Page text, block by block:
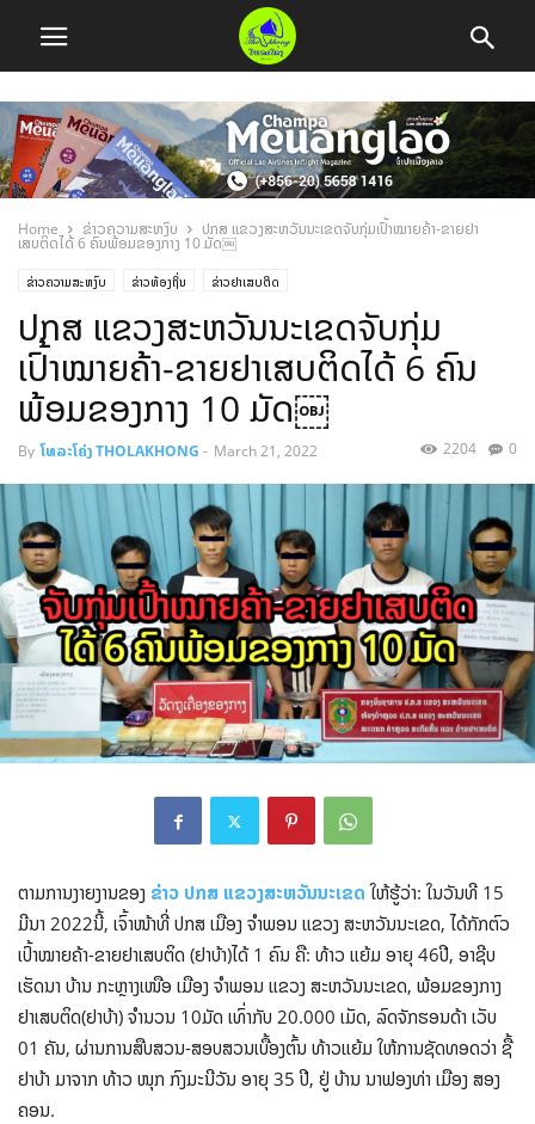
Home ຂ່າວຄວາມສະຫງົບ ປກສ ແຂວງສະຫວັນນະເຂດຈັບກຸ່ມເປົ້າໝາຍຄ້າ-ຂາຍຢາ
ເສບຕິດໄດ້ 6 ຄົນພ້ອມຂອງກາງ 10 ມັດ￼
ຂ່າວຄວາມສະຫງົບ ຂ່າວທ້ອງຖິ່ນ ຂ່າວຢາເສບຕິດ
ປກສ ແຂວງສະຫວັນນະເຂດຈັບກຸ່ມ
ເປົ້າໝາຍຄ້າ-ຂາຍຢາເສບຕິດໄດ້ 6 ຄົນ
ພ້ອມຂອງກາງ 10 ມັດ￼
By ໂທລະໂຄ່ງ THOLAKHONG - March 21, 2022 0
2204
ຕາມການງາຍງານຂອງ ຂ່າວ ປກສ ແຂວງສະຫວັນນະເຂດ ໃຫ້ຮູ້ວ່າ: ໃນວັນທີ 15
ມີນາ 2022ນີ້, ເຈົ້າໜ້າທີ່ ປກສ ເມືອງ ຈໍາພອນ ແຂວງ ສະຫວັນນະເຂດ, ໄດ້ກັກຕົວ
ເປົ້າໝາຍຄ້າ-ຂາຍຢາເສບຕິດ (ຢາບ້າ)ໄດ້ 1 ຄົນ ຄື: ທ້າວ ແຍ້ມ ອາຍຸ 46ປີ, ອາຊີບ
ເຮັດນາ ບ້ານ ກະຫຼາງເໜືອ ເມືອງ ຈໍາພອນ ແຂວງ ສະຫວັນນະເຂດ, ພ້ອມຂອງກາງ
ຢາເສບຕິດ(ຢາບ້າ) ຈໍານວນ 10ມັດ ເທົ່າກັບ 20.000 ເມັດ, ລົດຈັກຮອນດ້າ ເວັບ
01 ຄັນ, ຜ່ານການສືບສວນ-ສອບສວນເບື້ອງຕົ້ນ ທ້າວແຍ້ມ ໃຫ້ການຊັດທອດວ່າ ຊື້
ຢາບ້າ ມາຈາກ ທ້າວ ໜຸກ ກົງມະນີວັນ ອາຍຸ 35 ປີ, ຢູ່ ບ້ານ ນາຟອງທ່າ ເມືອງ ສອງ
ຄອນ.